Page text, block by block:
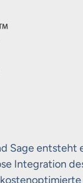
Sage
Integration